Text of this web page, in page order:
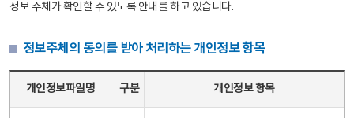
정보 주체가 확인할 수 있도록 안내를 하고 있습니다.
정보주체의 동의를 받아 처리하는 개인정보 항목
개인정보파일명 구분 개인정보 항목